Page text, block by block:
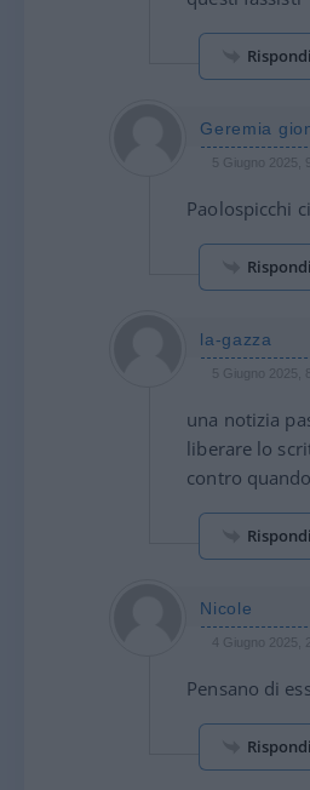
Rispondi
Geremia
5 Giugno 2025,
Paolospicchi
Rispondi
la-gazza
5 Giugno 2025,
una notizia
liberare lo
contro
Rispondi
Nicole
4 Giugno 2025,
Pensano di
Rispondi